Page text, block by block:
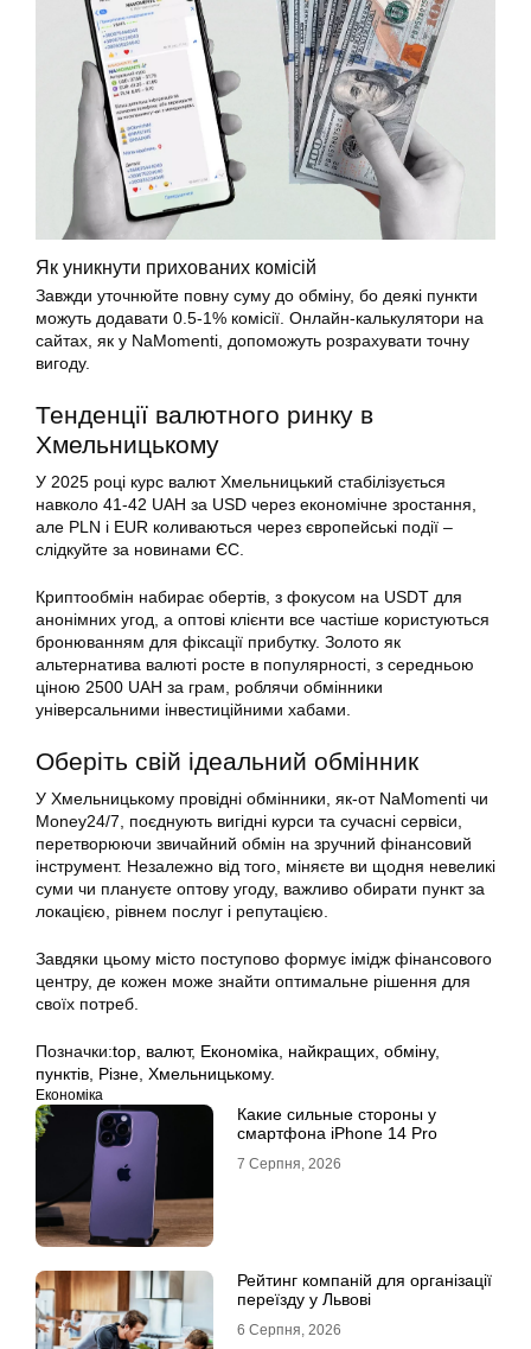
Як уникнути прихованих комісій
Завжди уточнюйте повну суму до обміну, бо деякі пункти
можуть додавати 0.5-1% комісії. Онлайн-калькулятори на
сайтах, як у NaMomenti, допоможуть розрахувати точну
вигоду.
Тенденції валютного ринку в
Хмельницькому
У 2025 році курс валют Хмельницький стабілізується
навколо 41-42 UAH за USD через економічне зростання,
але PLN і EUR коливаються через європейські події –
слідкуйте за новинами ЄС.
Криптообмін набирає обертів, з фокусом на USDT для
анонімних угод, а оптові клієнти все частіше користуються
бронюванням для фіксації прибутку. Золото як
альтернатива валюті росте в популярності, з середньою
ціною 2500 UAH за грам, роблячи обмінники
універсальними інвестиційними хабами.
Оберіть свій ідеальний обмінник
У Хмельницькому провідні обмінники, як-от NaMomenti чи
Money24/7, поєднують вигідні курси та сучасні сервіси,
перетворюючи звичайний обмін на зручний фінансовий
інструмент. Незалежно від того, міняєте ви щодня невеликі
суми чи плануєте оптову угоду, важливо обирати пункт за
локацією, рівнем послуг і репутацією.
Завдяки цьому місто поступово формує імідж фінансового
центру, де кожен може знайти оптимальне рішення для
своїх потреб.
Позначки:top валют, Економіка найкращих обміну,
пунктів Різне Хмельницькому.
Економіка
Какие сильные стороны у
смартфона iPhone 14 Pro
7 Серпня, 2026
Рейтинг компаній для організації
переїзду у Львові
6 Серпня, 2026